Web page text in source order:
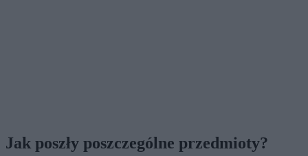
Jak poszły poszczególne przedmioty?